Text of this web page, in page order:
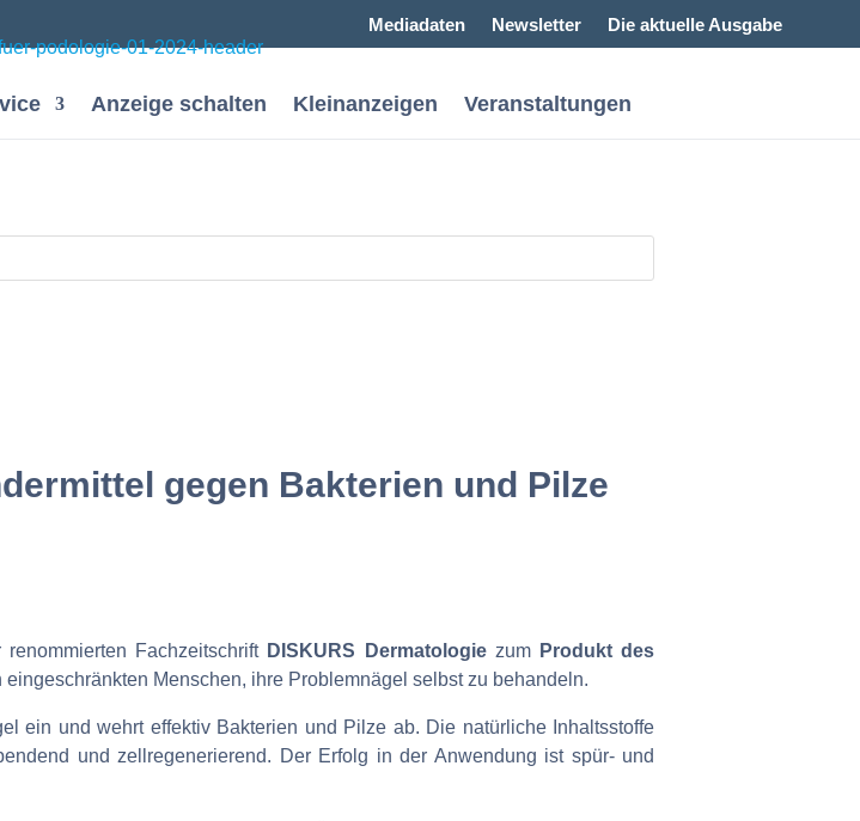
Mediadaten Newsletter Die aktuelle Ausgabe
Anzeige schalten Kleinanzeigen Veranstaltungen
gegen Bakterien und Pilze
Fachzeitschrift DISKURS Dermatologiezum Produkt des
Menschen, ihre Problemnägel selbst zu behandeln.
ein und wehrt effektiv Bakterien und Pilze ab. Die natürliche Inhaltsstoffe
und zellregenerierend. Der Erfolg in der Anwendung ist spür- und